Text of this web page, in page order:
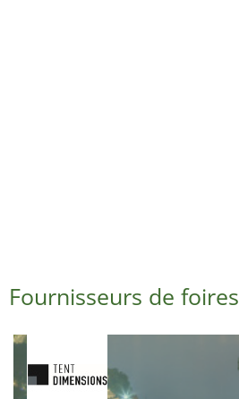
Fournisseurs de foires